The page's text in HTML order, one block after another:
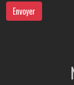
Envoyer